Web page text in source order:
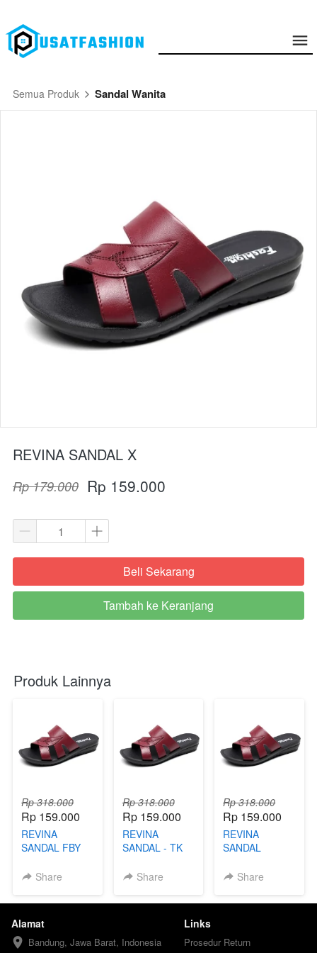
Semua Produk Sandal Wanita
REVINA SANDAL X
Rp 179.000 Rp 159.000
`Beli Sekarang
`
Tambah ke Keranjang
Produk Lainnya
Rp 318.000
Rp 159.000
REVINA
SANDAL FBY
Share
Rp 318.000
Rp 159.000
REVINA
SANDAL - TK
Share
Rp 318.000
Rp 159.000
REVINA
SANDAL
Share
Alamat
Bandung, Jawa Barat, Indonesia
Links
Prosedur Return